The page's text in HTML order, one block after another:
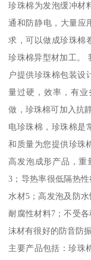
珍珠棉为发泡缓冲材
通和防静电，大量应
求，可以做成珍珠棉
珍珠棉异型材加工。
户提供珍珠棉包装设
量过硬，效率，有
做，珍珠棉可加入抗
电珍珠棉，珍珠棉是
和质量为您提供珍珠
高发泡成形产品，重
3；导热率很低隔热
水材5；高发泡及防
耐腐性材料7；不受
沫材有很好的防音防
主要产品包括：珍珠